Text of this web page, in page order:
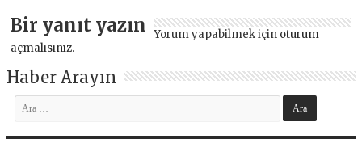
Bir yanıt yazın Yorum yapabilmek için oturum
açmalısınız.
Haber Arayın